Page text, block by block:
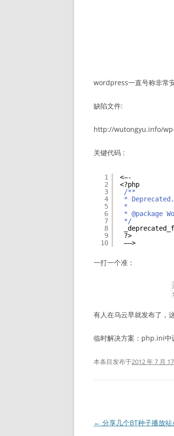
wordpress一直号称非常
缺陷文件:
http://wutongyu.info/
关键代码 :
1
2
3
4
5
6
7
8
9
10
<—-
<?php
/**
*
*
* @package
*/
?>
—–>
一打一个准：
有人在乌云早就发布了，
临时解决方案：php.ini
本条目发布于2012 年 7 月
文
← 分享几个BT种子播放站